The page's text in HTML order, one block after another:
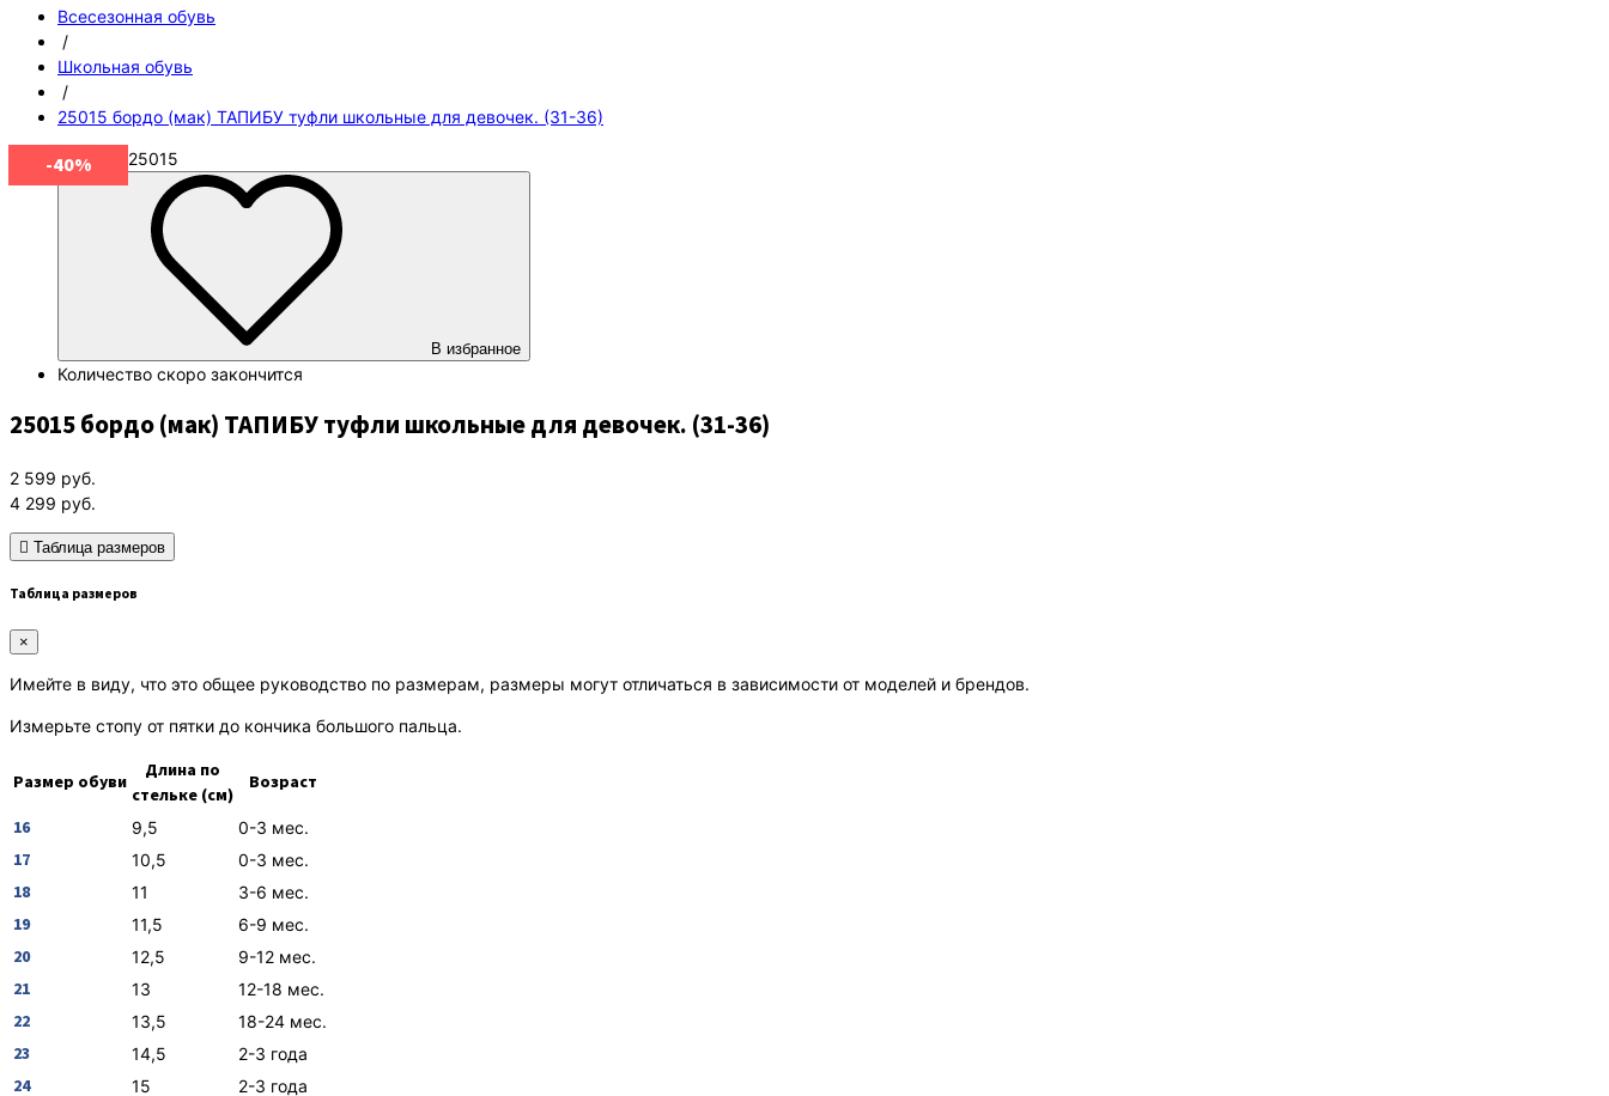
Всесезонная обувь
/
Школьная обувь
/
25015 бордо (мак) ТАПИБУ туфли школьные для девочек. (31-36)
Артикул 25015
В избранное
Количество скоро закончится
25015 бордо (мак) ТАПИБУ туфли школьные для девочек. (31-36)
2 599 руб.
-40%
4 299 руб.
Таблица размеров
Таблица размеров
×
Имейте в виду, что это общее руководство по размерам, размеры могут отличаться в зависимости от моделей и брендов.
Измерьте стопу от пятки до кончика большого пальца.
Размер обуви
Длина по
стельке (см)
Возраст
16
9,5 0-3 мес.
17 10,5 0-3 мес.
18 11 3-6 мес.
19 11,5 6-9 мес.
20 12,5 9-12 мес.
21 13 12-18 мес.
22 13,5 18-24 мес.
23 14,5 2-3 года
24 15 2-3 года